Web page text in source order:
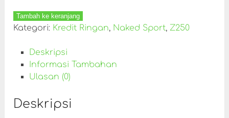
Tambah ke keranjang
Kategori: Kredit Ringan, Naked Sport,Z250
Deskripsi
Informasi Tambahan
Ulasan (0)
Deskripsi